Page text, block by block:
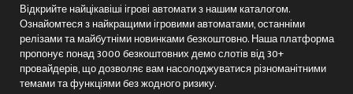
Відкрийте найцікавіші ігрові автомати з нашим каталогом.
Ознайомтеся з найкращими ігровими автоматами, останніми
релізами та майбутніми новинками безкоштовно. Наша платформа
пропонує понад 3000 безкоштовних демо слотів від 30+
провайдерів, що дозволяє вам насолоджуватися різноманітними
темами та функціями без жодного ризику.